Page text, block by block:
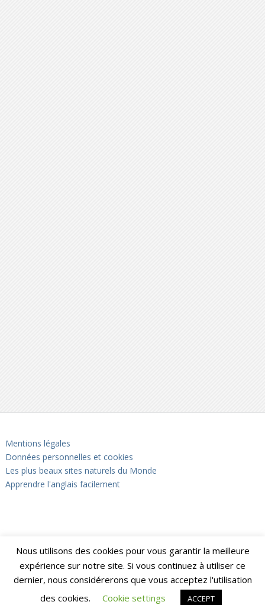
Mentions légales
Données personnelles et cookies
Les plus beaux sites naturels du Monde
Apprendre l'anglais facilement
Nous utilisons des cookies pour vous garantir la meilleure
expérience sur notre site. Si vous continuez à utiliser ce
dernier, nous considérerons que vous acceptez l'utilisation
des cookies.
Cookie settings ACCEPT